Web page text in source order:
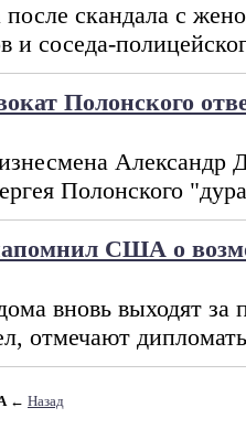
скандала с
и соседа-
Полонского
Александр
Полонского
США о
вновь выходят
отмечают
← Назад